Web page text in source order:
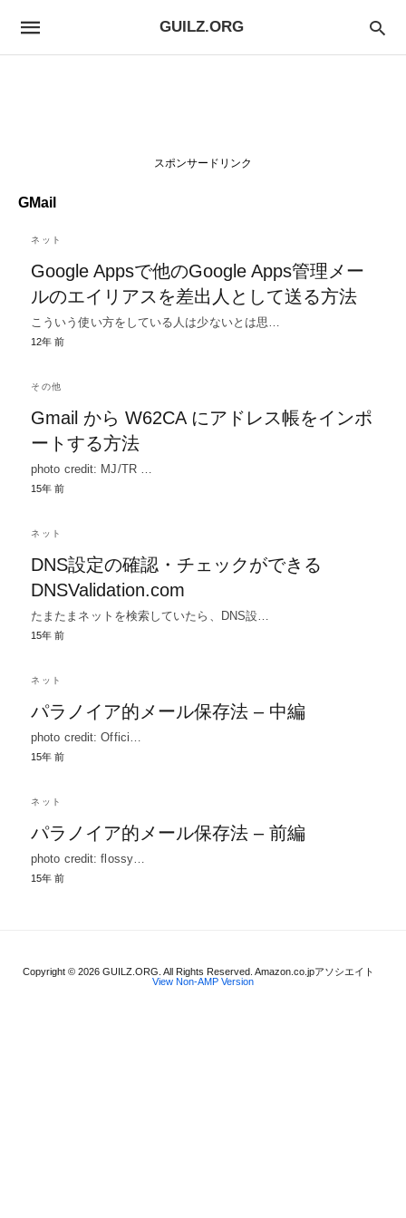
GUILZ.ORG
スポンサードリンク
GMail
ネット
Google Appsで他のGoogle Apps管理メー
ルのエイリアスを差出人として送る方法
こういう使い方をしている人は少ないとは思…
12年 前
その他
Gmail から W62CA にアドレス帳をインポ
ートする方法
photo credit: MJ/TR …
15年 前
ネット
DNS設定の確認・チェックができる
DNSValidation.com
たまたまネットを検索していたら、DNS設…
15年 前
ネット
パラノイア的メール保存法 – 中編
photo credit: Offici…
15年 前
ネット
パラノイア的メール保存法 – 前編
photo credit: flossy…
15年 前
Copyright © 2026 GUILZ.ORG. All Rights Reserved. Amazon.co.jpアソシエイト
View Non-AMP Version